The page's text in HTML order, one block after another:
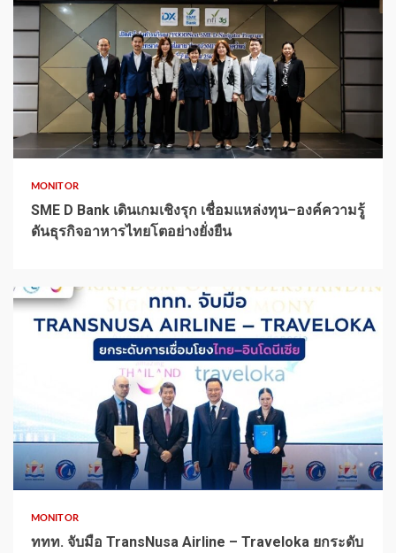
1 min read
MONITOR
SME D Bank เดินเกมเชิงรุก เชื่อมแหล่งทุน–องค์ความรู้
ดันธุรกิจอาหารไทยโตอย่างยั่งยืน
1 min read
MONITOR
ททท. จับมือ TransNusa Airline – Traveloka ยกระดับ